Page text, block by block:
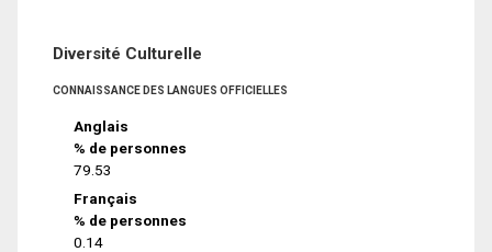
Diversité Culturelle
CONNAISSANCE DES LANGUES OFFICIELLES
Anglais
% de personnes
79.53
Français
% de personnes
0.14